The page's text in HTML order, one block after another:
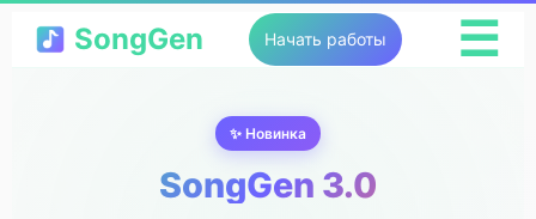
SongGen Начать работы ☰
✨ Новинка
SongGen 3.0